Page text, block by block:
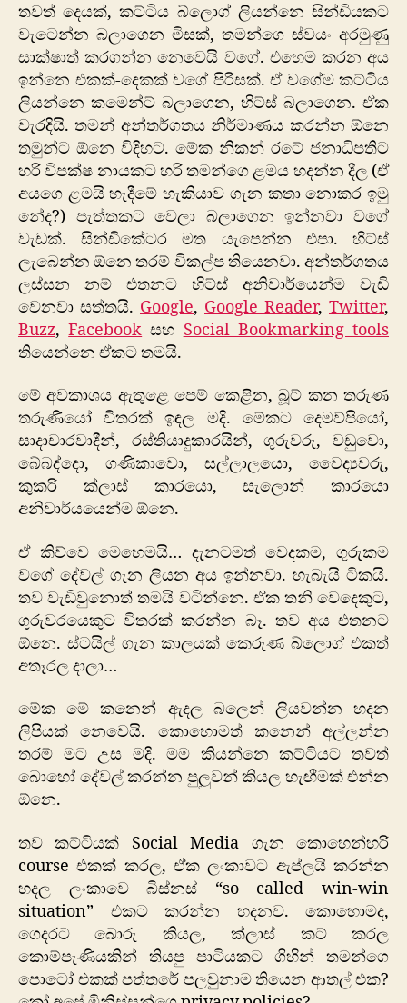
තවත් දෙයක්, කට්ටිය බ්ලොග් ලියන්නෙ සින්ඩියකට
වැටෙන්න බලාගෙන මිසක්, තමන්ගෙ ස්වයං අරමුණු
සාක්ෂාත් කරගන්න නෙවෙයි වගේ. එහෙම කරන අය
ඉන්නෙ එකක්-දෙකක් වගේ පිරිසක්. ඒ වගේම කට්ටිය
ලියන්නෙ කමෙන්ට් බලාගෙන, හිට්ස් බලාගෙන. ඒක
වැරදියි. තමන් අන්තර්ගතය නිර්මාණය කරන්න ඕනෙ
තමුන්ට ඕනෙ විදිහට. මේක නිකන් රටේ ජනාධිපතිට
හරි විපක්ෂ නායකට හරි තමන්ගෙ ළමය හදන්න දීල (ඒ
අයගෙ ළමයි හැදීමේ හැකියාව ගැන කතා නොකර ඉමු
නේද?) පැත්තකට වෙලා බලාගෙන ඉන්නවා වගේ
වැඩක්. සින්ඩිකේටර මත යැපෙන්න එපා. හිට්ස්
ලැබෙන්න ඕනෙ තරම් විකල්ප තියෙනවා. අන්තර්ගතය
ලස්සන නම් එතනට හිට්ස් අනිවාර්යෙන්ම වැඩි
වෙනවා සත්තයි. Google, Google Reader, Twitter,
Buzz,Facebook සහ Social Bookmarking tools
තියෙන්නෙ ඒකට තමයි.
මේ අවකාශය ඇතුළෙ පෙම් කෙළින, බූට් කන තරුණ
තරුණියෝ විතරක් ඉඳල මදි. මේකට දෙමව්පියෝ,
සාදාචාරවාදීන්, රස්තියාදුකාරයින්, ගුරුවරු, වඩුවො,
බේබද්දො, ගණිකාවො, සල්ලාලයො, වෛද්‍යවරු,
කුකරි ක්ලාස් කාරයො, සැලොන් කාරයො
අනිවාර්යයෙන්ම ඕනෙ.
ඒ කිව්වෙ මෙහෙමයි… දැනටමත් වෙදකම, ගුරුකම
වගේ දේවල් ගැන ලියන අය ඉන්නවා. හැබැයි ටිකයි.
තව වැඩිවුනොත් තමයි වටින්නෙ. ඒක තනි වෙදෙකුට,
ගුරුවරයෙකුට විතරක් කරන්න බෑ. තව අය එතනට
ඕනෙ. ස්ටයිල් ගැන කාලයක් කෙරුණ බ්ලොග් එකත්
අතෑරල දාලා…
මේක මේ කනෙන් ඇදල බලෙන් ලියවන්න හදන
ලිපියක් නෙවෙයි. කොහොමත් කනෙන් අල්ලන්න
තරම් මට උස මදි. මම කියන්නෙ කට්ටියට තවත්
බොහෝ දේවල් කරන්න පුලුවන් කියල හැඟීමක් එන්න
ඕනෙ.
තව කට්ටියක් Social Media ගැන කොහෙන්හරි
course එකක් කරල, ඒක ලංකාවට ඇප්ලයි කරන්න
හදල ලංකාවෙ බිස්නස් “so called win-win
situation” එකට කරන්න හදනව. කොහොමද,
ගෙදරට බොරු කියල, ක්ලාස් කට් කරල
කොම්පැණියකින් තියපු පාටියකට ගිහින් තමන්ගෙ
පොටෝ එකක් පත්තරේ පලවුනාම තියෙන ආතල් එක?